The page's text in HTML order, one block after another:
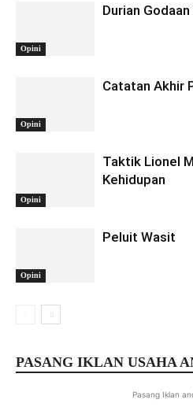
Opini
Durian
Opini
Catatan Akhir
Opini
Taktik Lionel
Kehidupan
Opini
Peluit Wasit
PASANG IKLAN USAHA
Pasang Iklan